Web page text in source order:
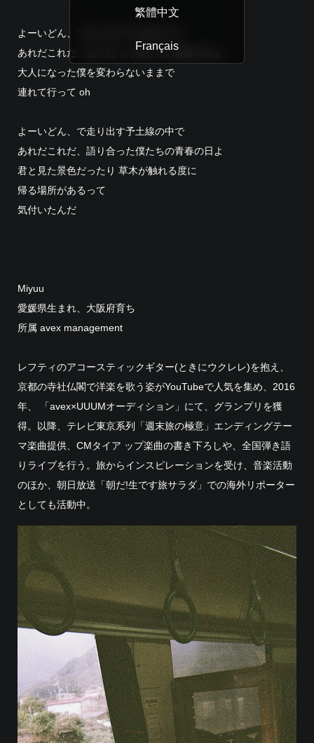
よーいどん、で走り出す予土線の中で
あれだこれだ、語り合った僕たちの青春の日よ
大人になった僕を変わらないままで
連れて行って oh
よーいどん、で走り出す予土線の中で
あれだこれだ、語り合った僕たちの青春の日よ
君と見た景色だったり 草木が触れる度に
帰る場所があるって
気付いたんだ
Miyuu
愛媛県生まれ、大阪府育ち
所属 avex management
レフティのアコースティックギター(ときにウクレレ)を抱え、
京都の寺社仏閣で洋楽を歌う姿がYouTubeで人気を集め、2016
年、 「avex×UUUMオーディション」にて、グランプリを獲
得。以降、テレビ東京系列「週末旅の極意」エンディングテー
マ楽曲提供、CMタイア ップ楽曲の書き下ろしや、全国弾き語
りライブを行う。旅からインスピレーションを受け、音楽活動
のほか、朝日放送「朝だ!生です旅サラダ」での海外リポーター
としても活動中。
繁體中文
Français